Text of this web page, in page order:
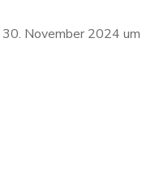
30. November 2024 um